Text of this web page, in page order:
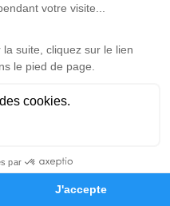
Hommages
hommage est
Je rends hommage